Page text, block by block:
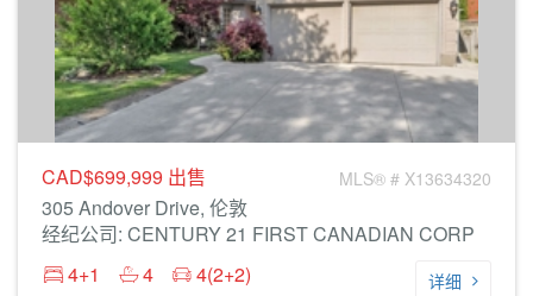
CAD$699,999 出售 MLS® # X13634320
305 Andover Drive, 伦敦
经纪公司: CENTURY 21 FIRST CANADIAN CORP
4+1
4 4(2+2) 详细